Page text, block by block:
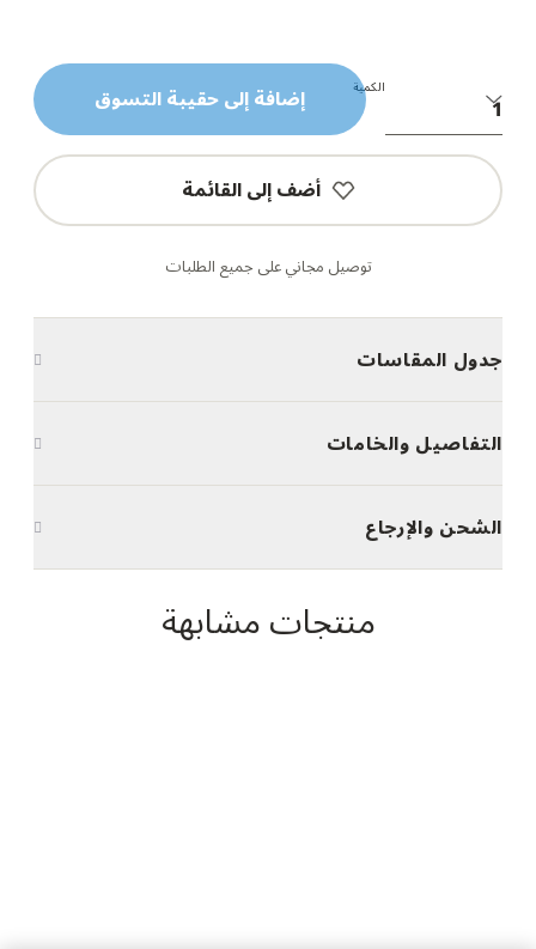
الكمية إضافة إلى حقيبة التسوق
أضف إلى القائمة
توصيل مجاني على جميع الطلبات
جدول المقاسات
التفاصيل والخامات
الشحن والإرجاع
منتجات مشابهة